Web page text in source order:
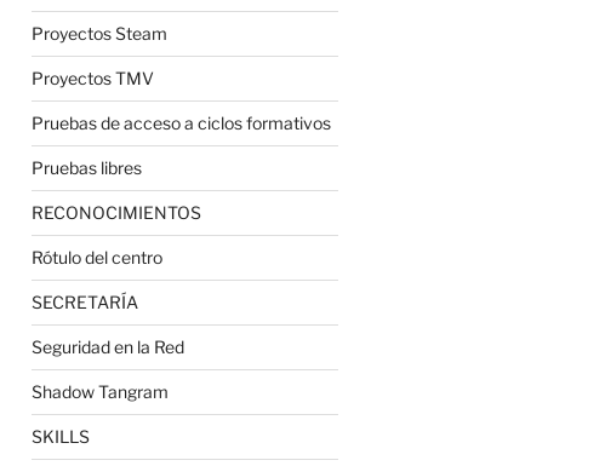
Proyectos Steam
Proyectos TMV
Pruebas de acceso a ciclos formativos
Pruebas libres
RECONOCIMIENTOS
Rótulo del centro
SECRETARÍA
Seguridad en la Red
Shadow Tangram
SKILLS